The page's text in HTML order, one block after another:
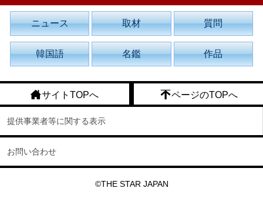
ニュース 取材 質問
韓国語 名鑑 作品
サイトTOPへ ページのTOPへ
提供事業者等に関する表示
お問い合わせ
©THE STAR JAPAN